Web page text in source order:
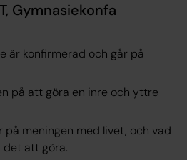
Gymnasiekonfa
är konfirmerad och går på
på att göra en inre och yttre
på meningen med livet, och vad
det att göra.